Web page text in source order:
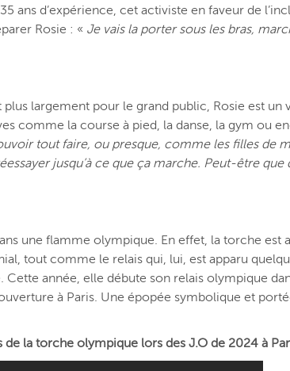
ans d’expérience, cet activiste en faveur de
Rosie : « Je vais la porter sous les bras,
largement pour le grand public, Rosie est
comme la course à pied, la danse, la gym ou
toutfaire, ou presque, comme les filles de
jusqu’à ce que ça marche. Peut-être
une flamme olympique. En effet, la torche est
tout comme le relais qui, lui, est apparu
année, elle débute son relais olympique
à Paris. Une épopée symbolique et
la torche olympique lors des J.O de 2024 à